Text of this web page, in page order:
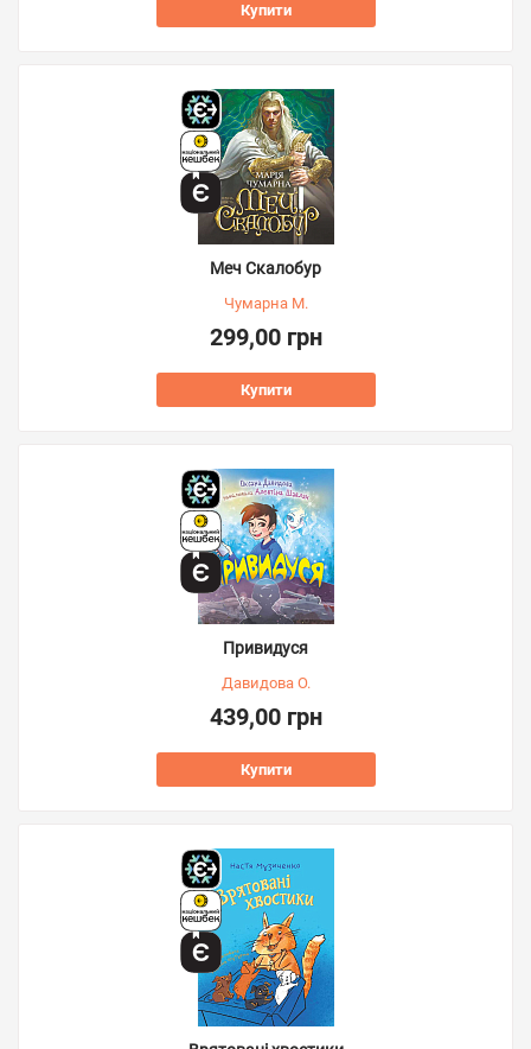
Купити
Меч Скалобур
Чумарна М.
299,00 грн
Купити
Привидуся
Давидова О.
439,00 грн
Купити